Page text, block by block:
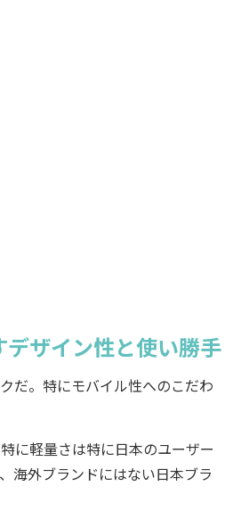
ザイン性と使い勝手
だ。特にモバイル性へのこだわ
に軽量さは特に日本のユーザー
海外ブランドにはない日本ブラ